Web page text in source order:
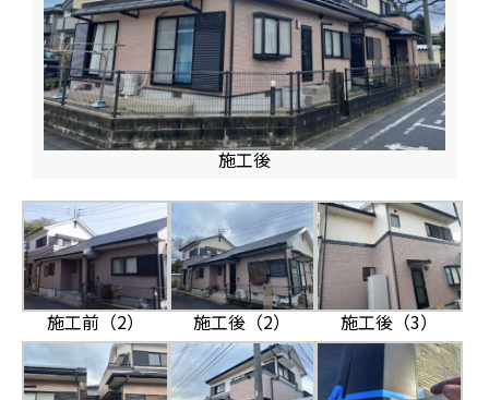
施工後
施工前（2） 施工後（2） 施工後（3）